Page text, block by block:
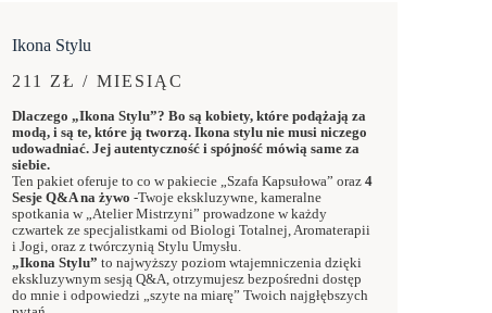
Ikona Stylu
211 ZŁ / MIESIĄC
Dlaczego „Ikona Stylu”? Bo są kobiety, które podążają za
modą, i są te, które ją tworzą. Ikona stylu nie musi niczego
udowadniać. Jej autentyczność i spójność mówią same za
siebie.
Ten pakiet oferuje to co w pakiecie „Szafa Kapsułowa” oraz 4
Sesje Q&A na żywo -Twoje ekskluzywne, kameralne
spotkania w „Atelier Mistrzyni” prowadzone w każdy
czwartek ze specjalistkami od Biologi Totalnej, Aromaterapii
i Jogi, oraz z twórczynią Stylu Umysłu.
„Ikona Stylu” to najwyższy poziom wtajemniczenia dzięki
ekskluzywnym sesją Q&A, otrzymujesz bezpośredni dostęp
do mnie i odpowiedzi „szyte na miarę” Twoich najgłębszych